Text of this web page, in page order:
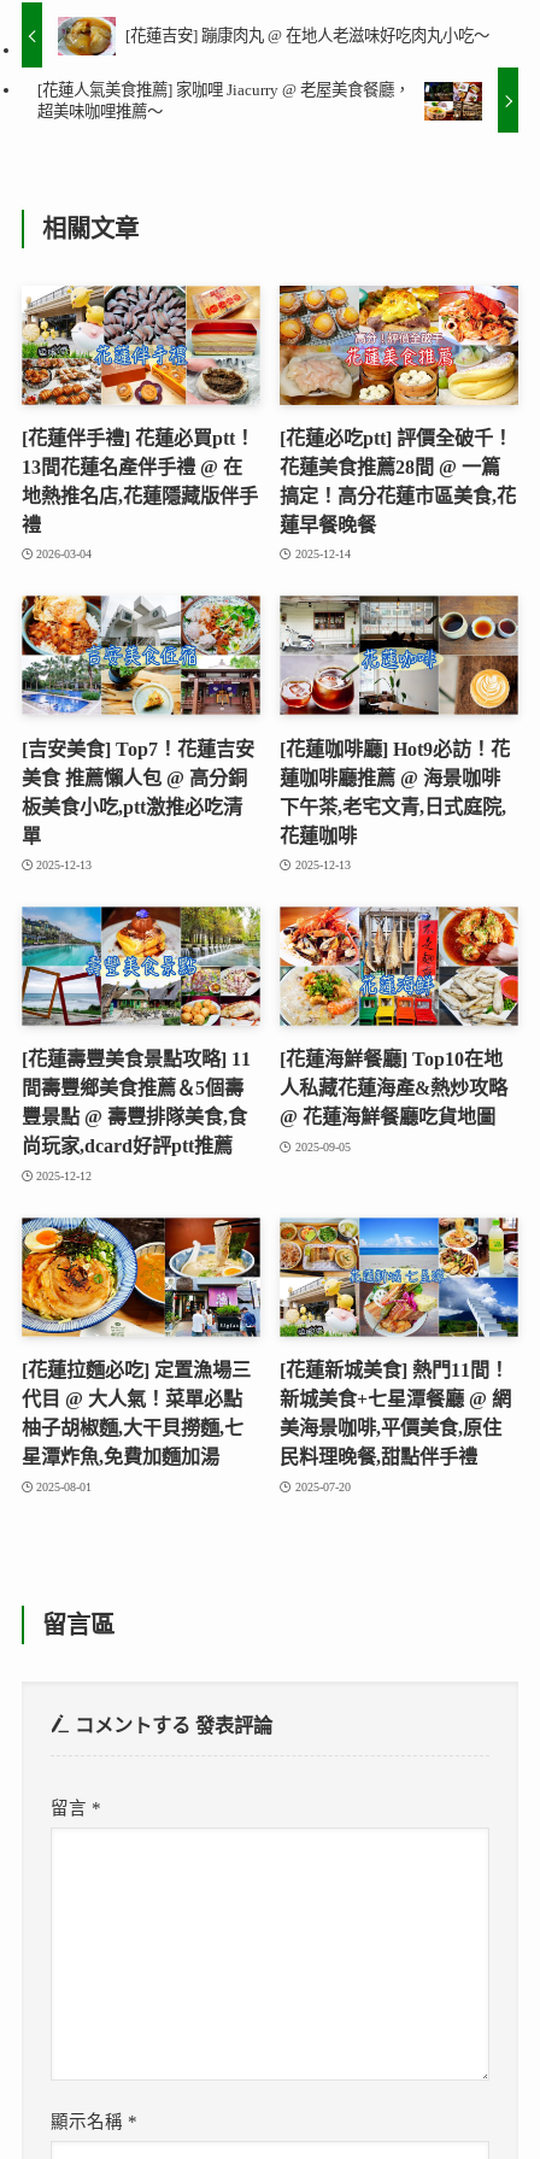
[花蓮吉安] 蹦康肉丸 @ 在地人老滋味好吃肉丸小吃～
[花蓮人氣美食推薦] 家咖哩 Jiacurry @ 老屋美食餐廳，
超美味咖哩推薦～
相關文章
[花蓮伴手禮] 花蓮必買ptt！
13間花蓮名產伴手禮 @ 在
地熱推名店,花蓮隱藏版伴手
禮
2026-03-04
[花蓮必吃ptt] 評價全破千！
花蓮美食推薦28間 @ 一篇
搞定！高分花蓮市區美食,花
蓮早餐晚餐
2025-12-14
[吉安美食] Top7！花蓮吉安
美食 推薦懶人包 @ 高分銅
板美食小吃,ptt激推必吃清
單
2025-12-13
[花蓮咖啡廳] Hot9必訪！花
蓮咖啡廳推薦 @ 海景咖啡
下午茶,老宅文青,日式庭院,
花蓮咖啡
2025-12-13
[花蓮壽豐美食景點攻略] 11
間壽豐鄉美食推薦＆5個壽
豐景點 @ 壽豐排隊美食,食
尚玩家,dcard好評ptt推薦
2025-12-12
[花蓮海鮮餐廳] Top10在地
人私藏花蓮海產&熱炒攻略
@ 花蓮海鮮餐廳吃貨地圖
2025-09-05
[花蓮拉麵必吃] 定置漁場三
代目 @ 大人氣！菜單必點
柚子胡椒麵,大干貝撈麵,七
星潭炸魚,免費加麵加湯
2025-08-01
[花蓮新城美食] 熱門11間！
新城美食+七星潭餐廳 @ 網
美海景咖啡,平價美食,原住
民料理晚餐,甜點伴手禮
2025-07-20
留言區
コメントする發表評論
留言 *
顯示名稱 *